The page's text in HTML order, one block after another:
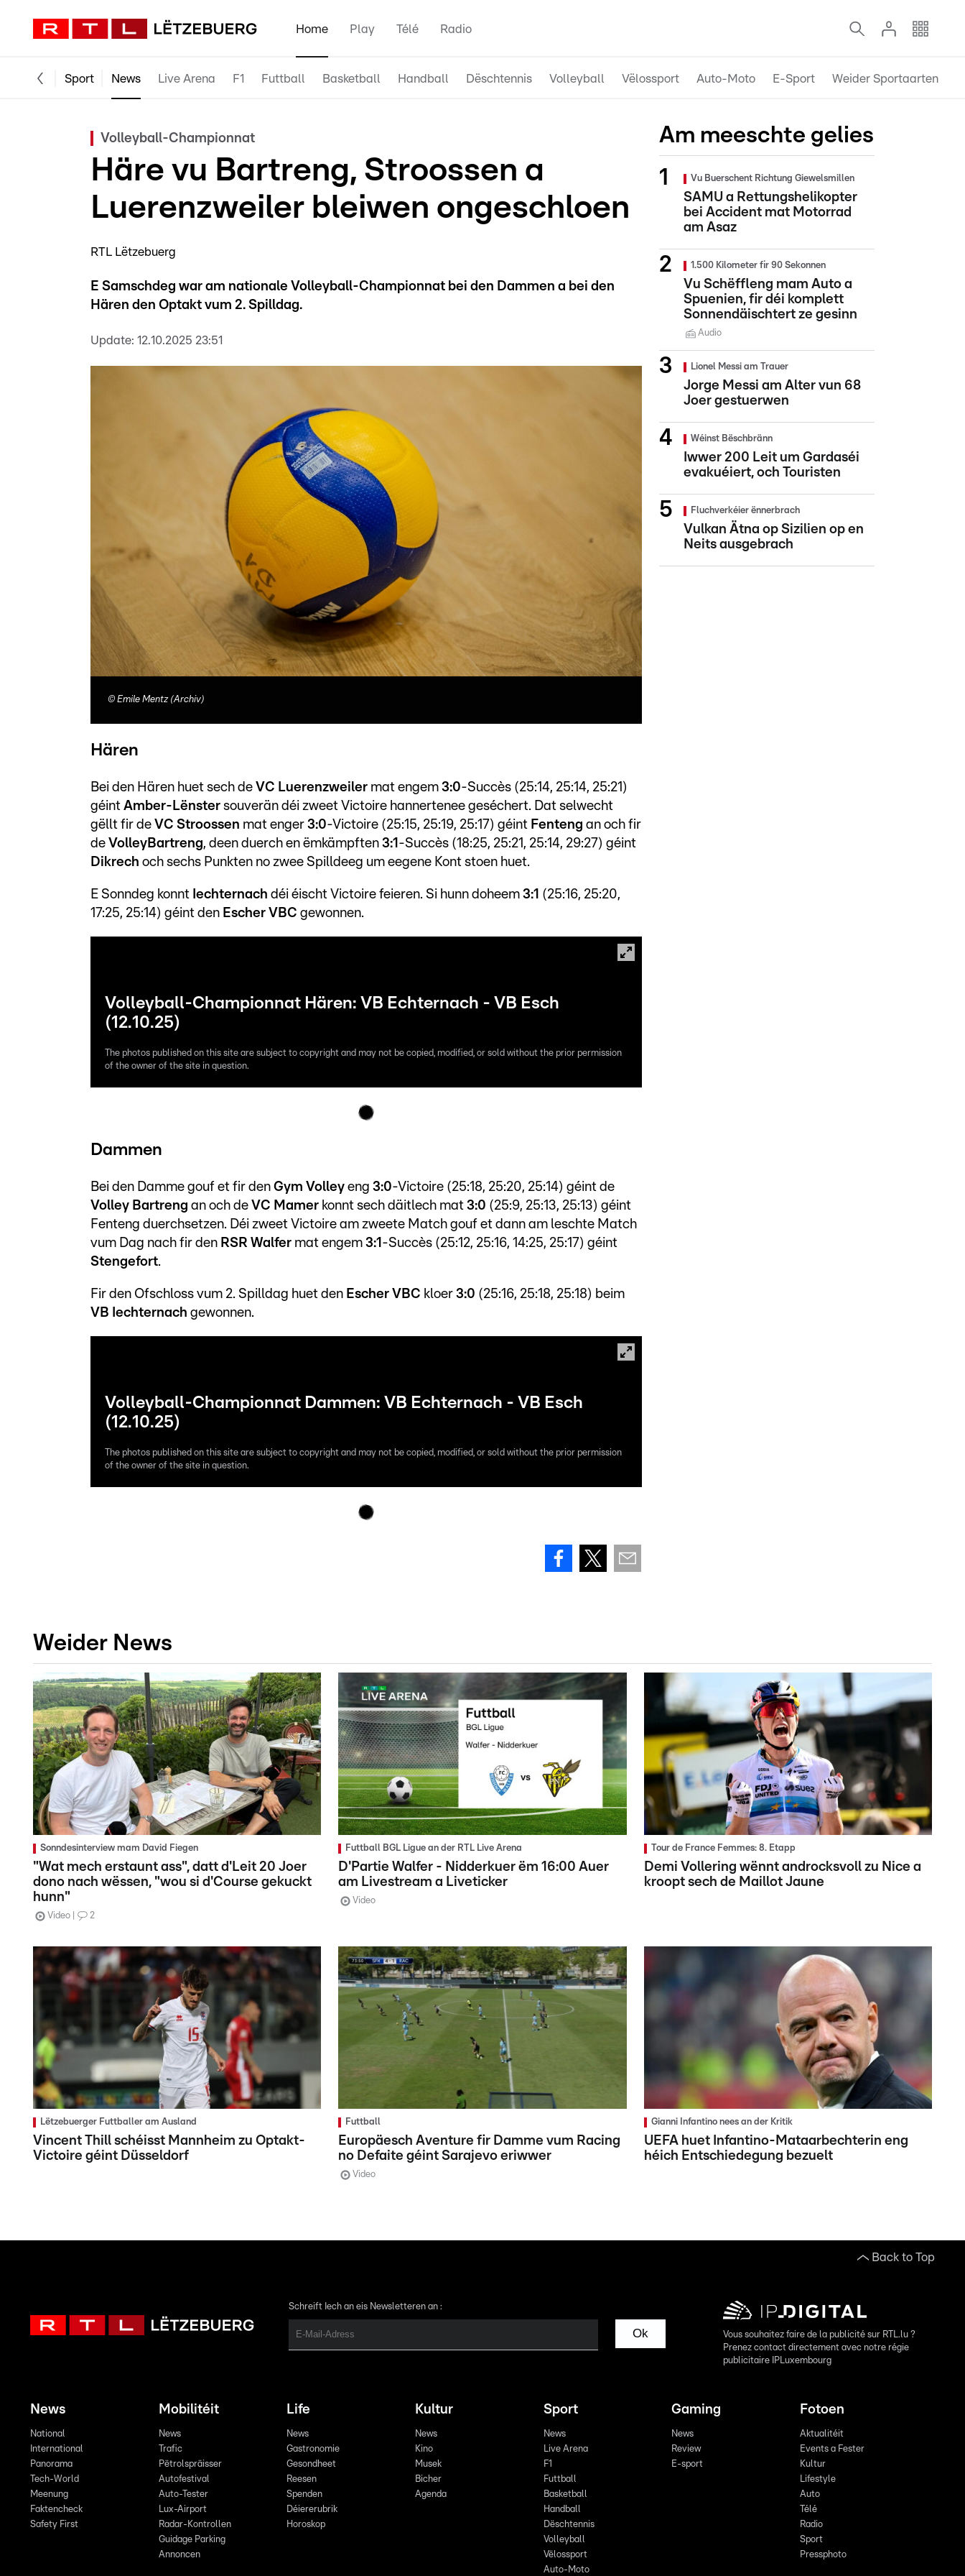
Home Play Télé Radio
Sport News Live Arena F1 Futtball Basketball Handball Dëschtennis Volleyball Vëlossport Auto-Moto E-Sport Weider Sportaarten
Volleyball-Championnat
Häre vu Bartreng, Stroossen a
Luerenzweiler bleiwen ongeschloen
RTL Lëtzebuerg
E Samschdeg war am nationale Volleyball-Championnat bei den Dammen a bei den
Hären den Optakt vum 2. Spilldag.
Update: 12.10.2025 23:51
© Emile Mentz (Archiv)
Hären
Bei den Hären huet sech de VC Luerenzweiler mat engem 3:0-Succès (25:14, 25:14, 25:21)
géint Amber-Lënster souverän déi zweet Victoire hannertenee geséchert. Dat selwecht
gëllt fir de VC Stroossen mat enger 3:0-Victoire (25:15, 25:19, 25:17) géint Fenteng an och fir
de VolleyBartreng, deen duerch en ëmkämpften 3:1 -Succès (18:25, 25:21, 25:14, 29:27) géint
Dikrech och sechs Punkten no zwee Spilldeeg um eegene Kont stoen huet.
E Sonndeg konnt Iechternach déi éischt Victoire feieren. Si hunn doheem 3:1 (25:16, 25:20,
17:25, 25:14) géint den Escher VBC gewonnen.
Volleyball-Championnat Hären: VB Echternach - VB Esch
(12.10.25)
The photos published on this site are subject to copyright and may not be copied, modified, or sold without the prior permission
of the owner of the site in question.
Dammen
Bei den Damme gouf et fir den Gym Volley eng 3:0-Victoire (25:18, 25:20, 25:14) géint de
Volley Bartreng an och de VC Mamer konnt sech däitlech mat 3:0 (25:9, 25:13, 25:13) géint
Fenteng duerchsetzen. Déi zweet Victoire am zweete Match gouf et dann am leschte Match
vum Dag nach fir den RSR Walfer mat engem 3:1 -Succès (25:12, 25:16, 14:25, 25:17) géint
Stengefort.
Fir den Ofschloss vum 2. Spilldag huet den Escher VBC kloer 3:0 (25:16, 25:18, 25:18) beim
VB Iechternach gewonnen.
Volleyball-Championnat Dammen: VB Echternach - VB Esch
(12.10.25)
The photos published on this site are subject to copyright and may not be copied, modified, or sold without the prior permission
of the owner of the site in question.
Am meeschte gelies
Vu Buerschent Richtung Giewelsmillen
SAMU a Rettungshelikopter
bei Accident mat Motorrad
am Asaz
1.500 Kilometer fir 90 Sekonnen
Vu Schëffleng mam Auto a
Spuenien, fir déi komplett
Sonnendäischtert ze gesinn
Audio
Lionel Messi am Trauer
Jorge Messi am Alter vun 68
Joer gestuerwen
Wéinst Bëschbränn
Iwwer 200 Leit um Gardaséi
evakuéiert, och Touristen
Fluchverkéier ënnerbrach
Vulkan Ätna op Sizilien op en
Neits ausgebrach
Weider News
Sonndesinterview mam David Fiegen
"Wat mech erstaunt ass", datt d'Leit 20 Joer
dono nach wëssen, "wou si d'Course gekuckt
hunn"
Video 2
Futtball BGL Ligue an der RTL Live Arena
D'Partie Walfer - Nidderkuer ëm 16:00 Auer
am Livestream a Liveticker
Video
Tour de France Femmes: 8. Etapp
Demi Vollering wënnt androcksvoll zu Nice a
kroopt sech de Maillot Jaune
Lëtzebuerger Futtballer am Ausland
Vincent Thill schéisst Mannheim zu Optakt-
Victoire géint Düsseldorf
Futtball
Europäesch Aventure fir Damme vum Racing
no Defaite géint Sarajevo eriwwer
Video
Gianni Infantino nees an der Kritik
UEFA huet Infantino-Mataarbechterin eng
héich Entschiedegung bezuelt
Back to Top
Schreift Iech an eis Newsletteren an :
Ok
Vous souhaitez faire de la publicité sur RTL.lu ?
Prenez contact directement avec notre régie
publicitaire IPLuxembourg
News
National
International
Panorama
Tech-World
Meenung
Faktencheck
Safety First
Mobilitéit
News
Trafic
Pëtrolspräisser
Autofestival
Auto-Tester
Lux-Airport
Radar-Kontrollen
Guidage Parking
Annoncen
Life
News
Gastronomie
Gesondheet
Reesen
Spenden
Déiererubrik
Horoskop
Kultur
News
Kino
Musek
Bicher
Agenda
Sport
News
Live Arena
F1
Futtball
Basketball
Handball
Dëschtennis
Volleyball
Vëlossport
Auto-Moto
Gaming
News
Review
E-sport
Fotoen
Aktualitéit
Events a Fester
Kultur
Lifestyle
Auto
Télé
Radio
Sport
Pressphoto